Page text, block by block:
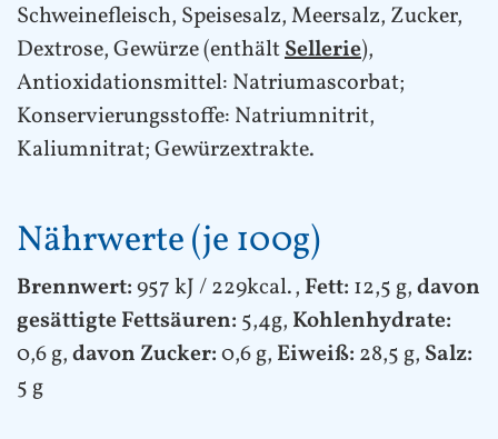
Schweinefleisch, Speisesalz, Meersalz, Zucker,
Dextrose, Gewürze (enthältSellerie),
Antioxidationsmittel: Natriumascorbat;
Konservierungsstoffe: Natriumnitrit,
Kaliumnitrat; Gewürzextrakte.
Nährwerte (je 100g)
Brennwert:957 kJ / 229kcal., Fett: 12,5 g,davon
gesättigte Fettsäuren: 5,4g, Kohlenhydrate:
0,6 g,davon Zucker:0,6 g, Eiweiß: 28,5 g, Salz:
5 g